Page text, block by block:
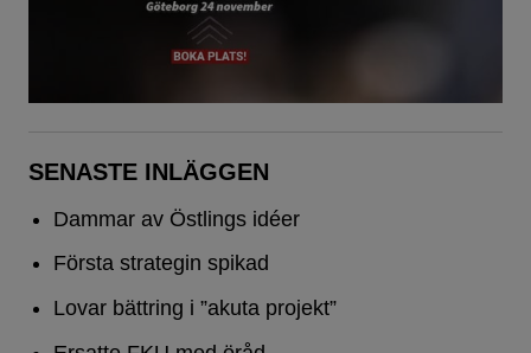
SENASTE INLÄGGEN
Dammar av Östlings idéer
Första strategin spikad
Lovar bättring i ”akuta projekt”